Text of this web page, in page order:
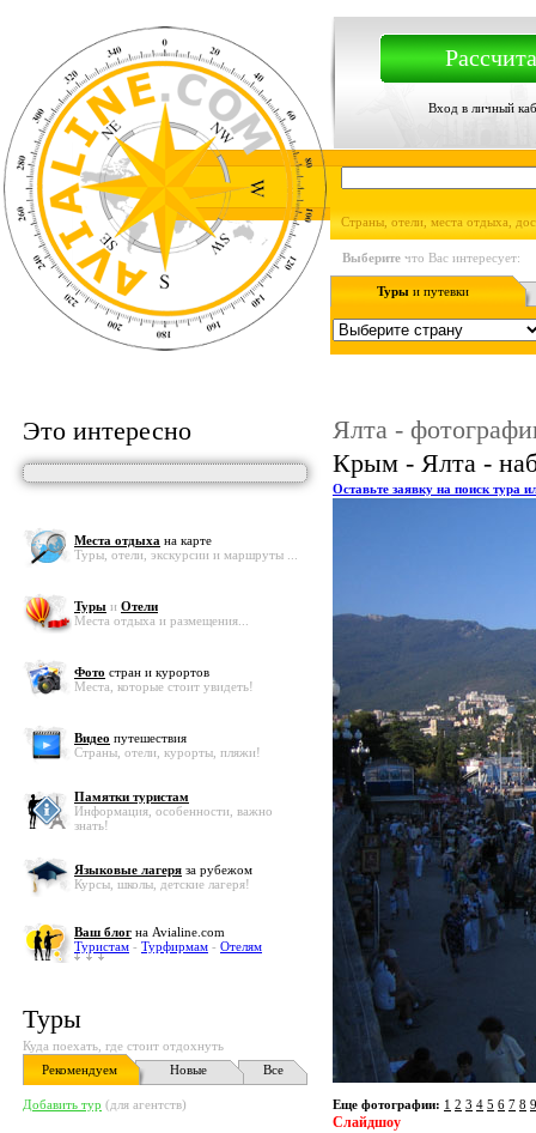
Вход в личный
Страны, отели, места отдыха,
Выберите что Вас интересует:
Туры и путевки
Это интересно
Места отдыха на карте
Туры, отели, экскурсии и маршруты ...
Туры и Отели
Места отдыха и размещения...
Фото стран и курортов
Места, которые стоит увидеть!
Видео путешествия
Страны, отели, курорты, пляжи!
Памятки туристам
Информация, особенности, важно
знать!
Языковые лагеря за рубежом
Курсы, школы, детские лагеря!
Ваш блог на Avialine.com
Туристам - Турфирмам - Отелям
Туры
Куда поехать, где стоит отдохнуть
Рекомендуем
Новые Все
Добавить тур (для агентств)
Ялта -
Крым - Ялта -
Оставьте заявку на поиск тура
Еще фотографии: 1 2 3 4 5 6 7 8 9
Слайдшоу